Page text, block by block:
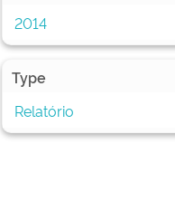
2014
Type
Relatório